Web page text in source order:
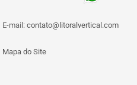
E-mail: contato@litoralvertical.com
Mapa do Site